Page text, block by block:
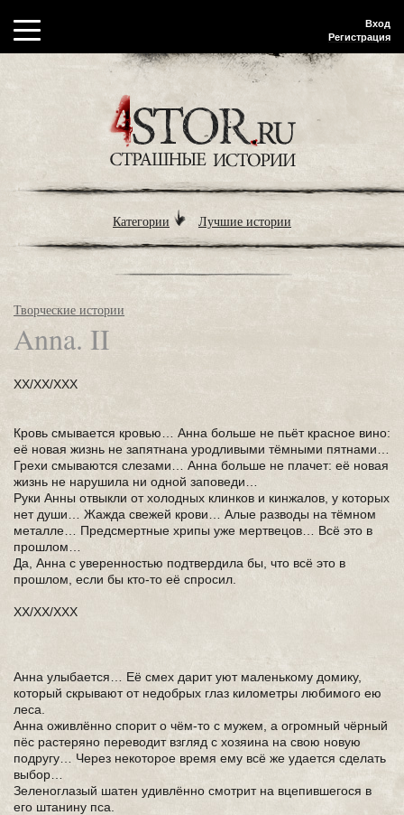
Вход
Регистрация
Категории Лучшие истории
Творческие истории
Anna. II
ХХ/XX/XXX
Кровь смывается кровью… Анна больше не пьёт красное вино:
её новая жизнь не запятнана уродливыми тёмными пятнами…
Грехи смываются слезами… Анна больше не плачет: её новая
жизнь не нарушила ни одной заповеди…
Руки Анны отвыкли от холодных клинков и кинжалов, у которых
нет души… Жажда свежей крови… Алые разводы на тёмном
металле… Предсмертные хрипы уже мертвецов… Всё это в
прошлом…
Да, Анна с уверенностью подтвердила бы, что всё это в
прошлом, если бы кто-то её спросил.
ХХ/XX/XXX
Анна улыбается… Её смех дарит уют маленькому домику,
который скрывают от недобрых глаз километры любимого ею
леса.
Анна оживлённо спорит о чём-то с мужем, а огромный чёрный
пёс растеряно переводит взгляд с хозяина на свою новую
подругу… Через некоторое время ему всё же удается сделать
выбор…
Зеленоглазый шатен удивлённо смотрит на вцепившегося в
его штанину пса.